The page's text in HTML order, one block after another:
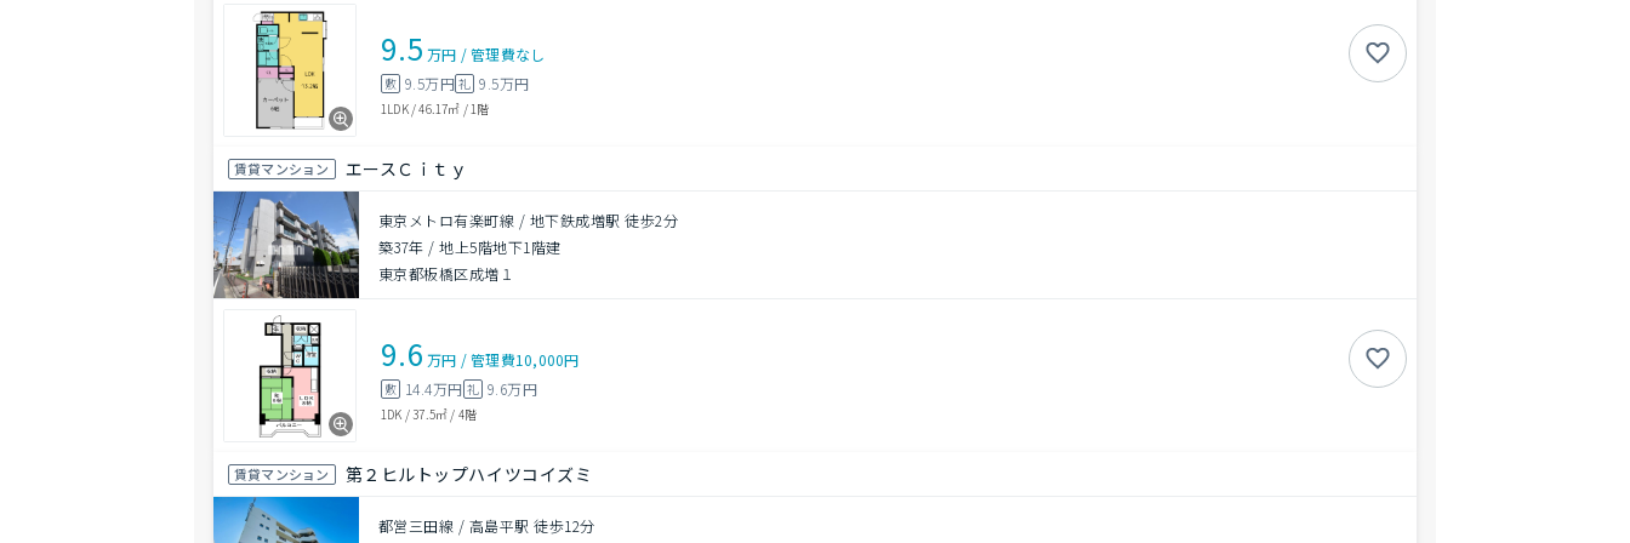
9.5 万円 /管理費なし
敷 9.5万円礼 9.5万円
1LDK/46.17㎡ / 1階
賃貸マンション エースＣｉｔｙ
東京メトロ有楽町線 / 地下鉄成増駅 徒歩2分
築37年 /地上5階地下1階建
東京都板橋区成増１
9.6 万円 /管理費10,000円
敷 14.4万円 礼 9.6万円
1DK /37.5㎡ / 4階
賃貸マンション 第２ヒルトップハイツコイズミ
都営三田線 / 高島平駅 徒歩12分